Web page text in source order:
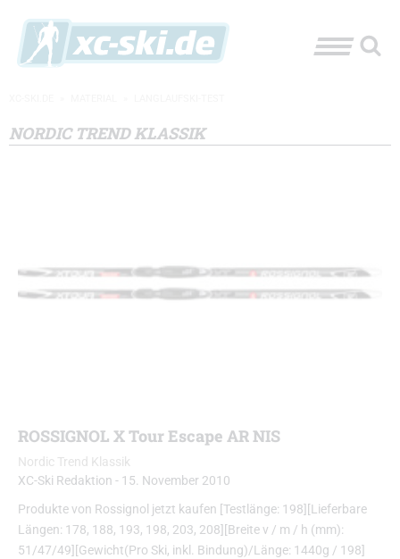
NORDIC TREND KLASSIK
ROSSIGNOL X Tour Escape AR NIS
Nordic Trend Klassik
XC-Ski Redaktion - 15. November 2010
Produkte von Rossignol jetzt kaufen [Testlänge: 198][Lieferbare
Längen: 178, 188, 193, 198, 203, 208][Breite v / m / h (mm):
51/47/49][Gewicht(Pro Ski, inkl. Bindung)/Länge: 1440g / 198]